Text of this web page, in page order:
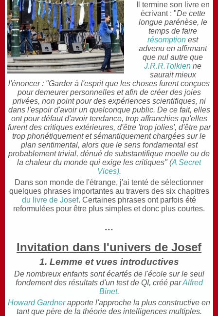
Il termine son livre en
écrivant : "De cette
longue parénèse, le
temps de faire
résomptionest
advenu en affirmant
que nul autre que
J.R.R.Tolkien ne
saurait mieux
l'énoncer : "Garder à l'esprit que les choses furent conçues
pour demeurer personnelles et afin de créer des joies
privées, non point pour des expériences scientifiques, ni
dans l'espoir d'avoir un quelconque public. De ce fait, elles
ont pour défaut d'avoir tendance, trop affranchies qu'elles
furent des critiques extérieures, d'être 'trop jolies', d'être par
trop phonétiquement et sémantiquement chargées sur le
plan sentimental, alors que le sens fondamental est
probablement trivial, dénué de substantifique moelle ou de
la chaleur du monde qui exige les critiques" (A Secret
Vices).
Dans son monde de l'étrange, j'ai tenté de sélectionner
quelques phrases importantes au travers des six chapitres
du livre de Josef. Certaines phrases ont parfois été
reformulées pour être plus simples et donc plus courtes.
...
Invitation dans l'univers de Josef
1. Lemme et vues introductives
De nombreux enfants sont écartés de l'école sur le seul
fondement des résultats d'un test de QI, créé parAlfred
Binet.
Howard Gardnerapporte l'approche la plus constructive en
tant que père de la théorie des intelligences multiples.